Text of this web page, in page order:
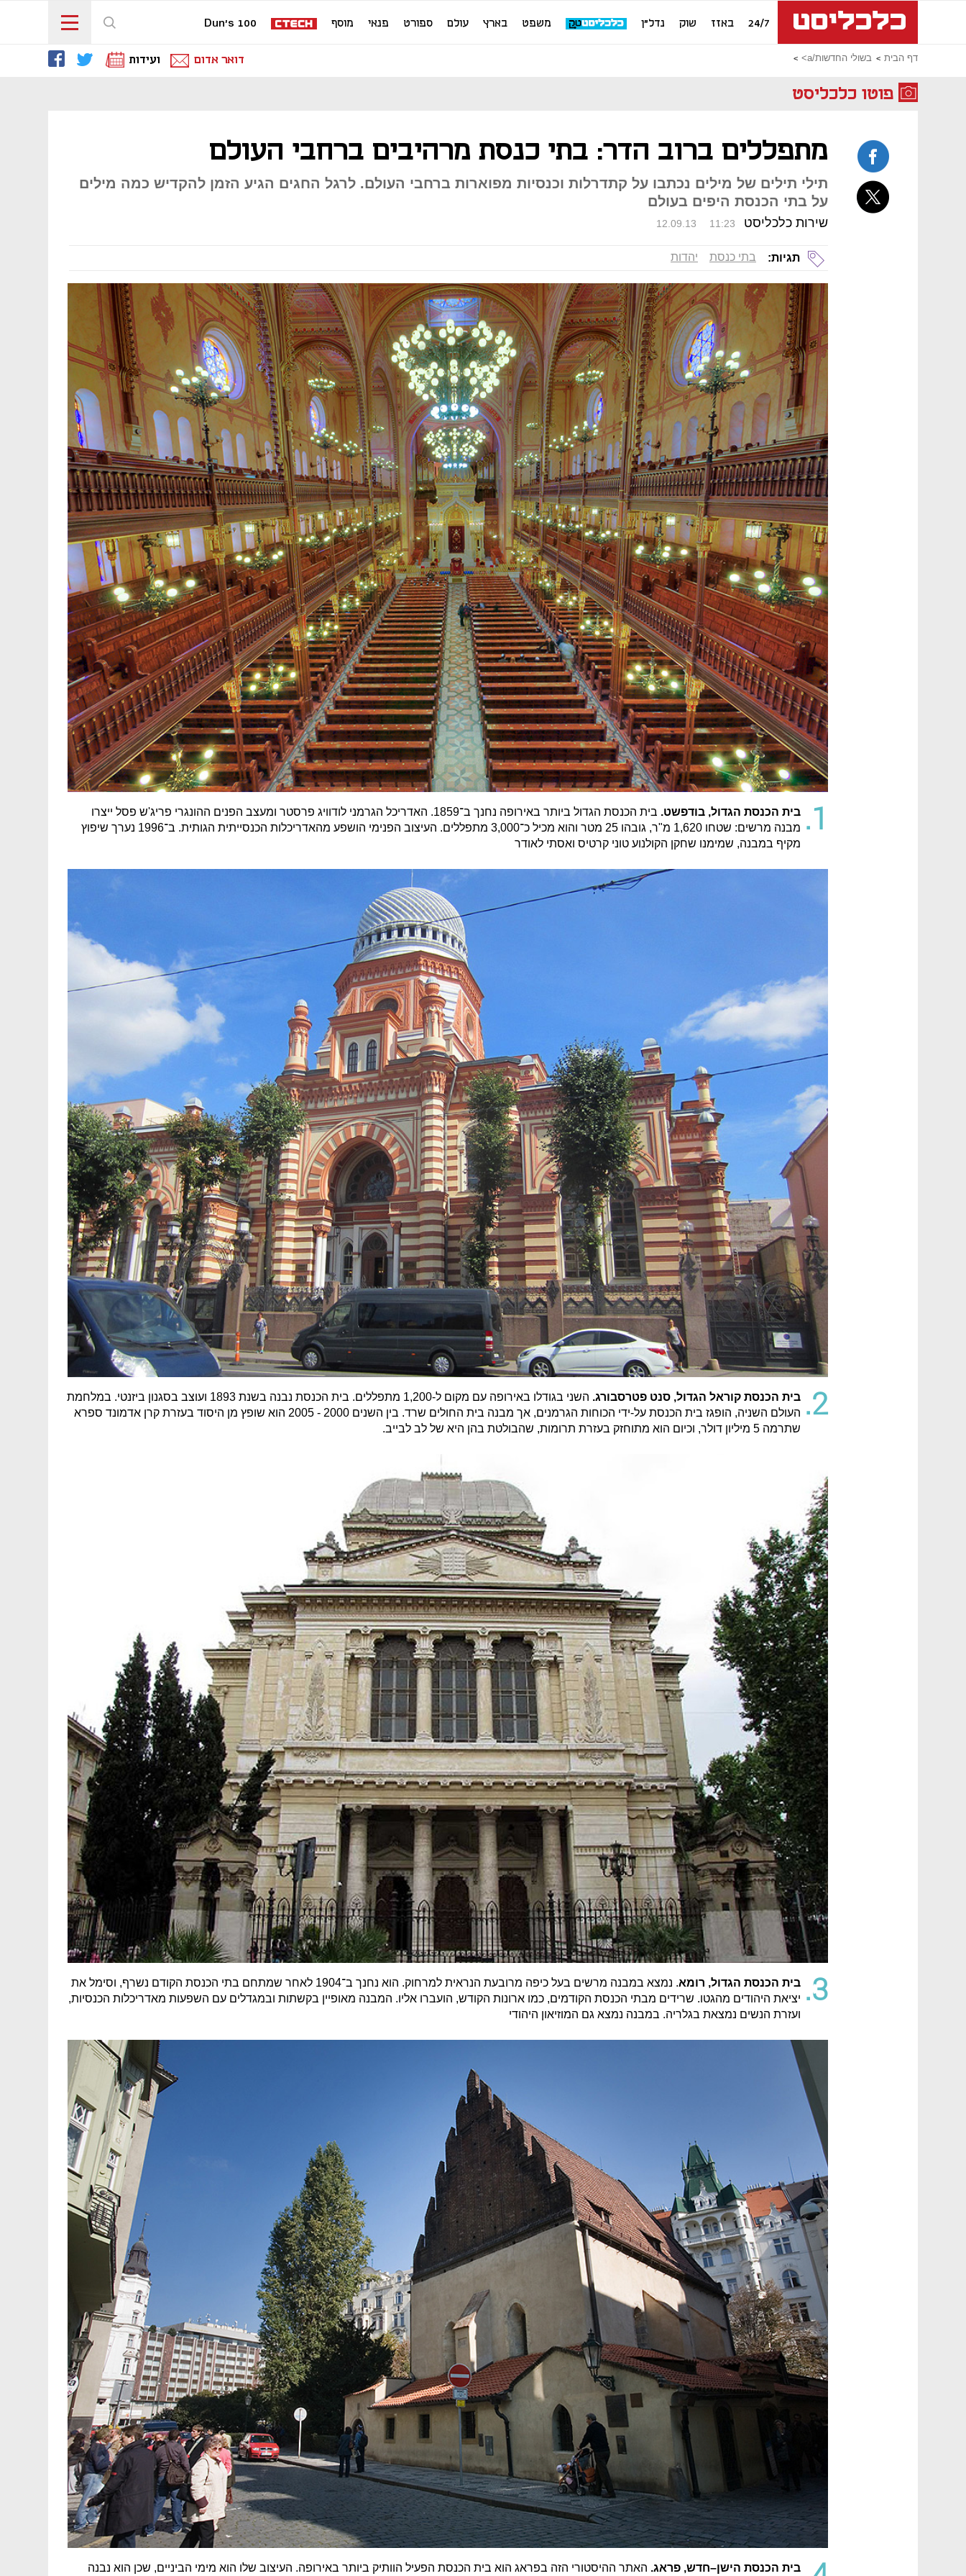
24/7 באזז שוק נדל"ן משפט בארץ עולם ספורט פנאי מוסף Dun's 100
דף הבית בשולי החדשות/a> דואר אדום ועידות
פוטו כלכליסט
מתפללים ברוב הדר: בתי כנסת מרהיבים ברחבי העולם
תילי תילים של מילים נכתבו על קתדרלות וכנסיות מפוארות ברחבי העולם. לרגל החגים הגיע הזמן להקדיש כמה מילים
על בתי הכנסת היפים בעולם
שירות כלכליסט 11:23
12.09.13
תגיות: בתי כנסת יהדות
1. בית הכנסת הגדול, בודפשט.
בית הכנסת הגדול ביותר באירופה נחנך ב־1859. האדריכל הגרמני לודוויג פרסטר ומעצב הפנים ההונגרי פריג'ש פסל ייצרו
מבנה מרשים: שטחו 1,620 מ"ר, גובהו 25 מטר והוא מכיל כ־3,000 מתפללים. העיצוב הפנימי הושפע מהאדריכלות הכנסייתית הגותית. ב־1996 נערך שיפוץ
מקיף במבנה, שמימנו שחקן הקולנוע טוני קרטיס ואסתי לאודר
2. בית הכנסת קוראל הגדול, סנט פטרסבורג.
השני בגודלו באירופה עם מקום ל-1,200 מתפללים. בית הכנסת נבנה בשנת 1893 ועוצב בסגנון ביזנטי. במלחמת
העולם השניה, הופגז בית הכנסת על-ידי הכוחות הגרמנים, אך מבנה בית החולים שרד. בין השנים 2000 - 2005 הוא שופץ מן היסוד בעזרת קרן אדמונד ספרא
שתרמה 5 מיליון דולר, וכיום הוא מתוחזק בעזרת תרומות, שהבולטת בהן היא של לב לבייב.
3. בית הכנסת הגדול, רומא
. נמצא במבנה מרשים בעל כיפה מרובעת הנראית למרחוק. הוא נחנך ב־1904 לאחר שמתחם בתי הכנסת הקודם נשרף, וסימל את
יציאת היהודים מהגטו. שרידים מבתי הכנסת הקודמים, כמו ארונות הקודש, הועברו אליו. המבנה מאופיין בקשתות ובמגדלים עם השפעות מאדריכלות הכנסיות,
ועזרת הנשים נמצאת בגלריה. במבנה נמצא גם המוזיאון היהודי
בית הכנסת הישן–חדש, פראג. האתר ההיסטורי הזה בפראג הוא בית הכנסת הפעיל הוותיק ביותר באירופה. העיצוב שלו הוא מימי הביניים, שכן הוא נבנה